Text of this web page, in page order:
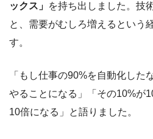
ックス」 を持ち出しました。技
と、需要がむしろ増えるという
す。
「もし仕事の90%を自動化した
やることになる」「その10%が
10倍になる」と語りました。